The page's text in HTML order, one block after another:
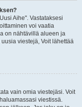
Aihe". Vastataksesi
voi vaatia
on nähtävillä alueen ja
viestejä, Voit lähettää
vain omia viestejäsi. Voit
viestissä.